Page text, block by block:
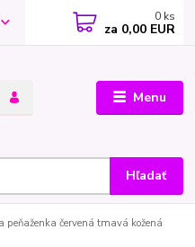
Menu
Hľadať
0 ks
za 0,00 EUR
peňaženka červená tmavá kožená